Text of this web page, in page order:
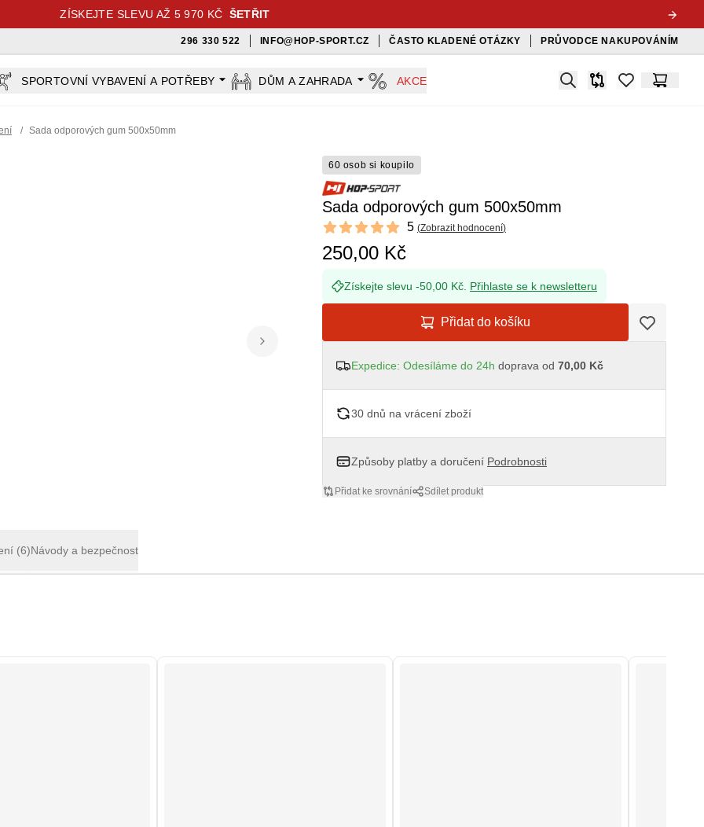
ZÍSKEJTE SLEVU AŽ 5 970 KČ ŠETŘIT
296 330 522 INFO@HOP-SPORT.CZ ČASTO KLADENÉ OTÁZKY PRŮVODCE NAKUPOVÁNÍM
SPORTOVNÍ VYBAVENÍ A POTŘEBY DŮM A ZAHRADA AKCE Search
Srovnávačitems inKošík
/ Sada odporových gum 500x50mm
60 osob si koupilo
Sada odporových gum 500x50mm
Reviews
5 out of 5 stars 5 (Zobrazit hodnocení)
250,00 Kč
Získejte slevu -50,00 Kč. Přihlaste se k newsletteru
Přidat do košíku
Expedice: Odesíláme do 24h doprava od 70,00 Kč
30 dnů na vrácení zboží
Způsoby platby a doručení Podrobnosti
Přidat ke srovnání Sdílet produkt
(6)Návody a bezpečnost